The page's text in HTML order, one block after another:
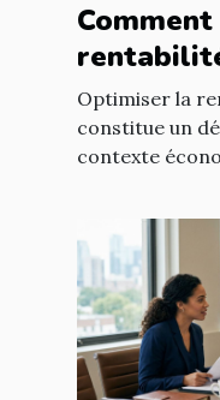
Optimiser la
constitue un
contexte